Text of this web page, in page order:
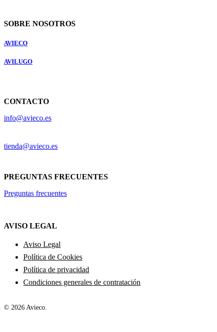
SOBRE NOSOTROS
AVIECO
AVILUGO
CONTACTO
info@avieco.es
tienda@avieco.es
PREGUNTAS FRECUENTES
Preguntas frecuentes
AVISO LEGAL
Aviso Legal
Política de Cookies
Política de privacidad
Condiciones generales de contratación
© 2026 Avieco.